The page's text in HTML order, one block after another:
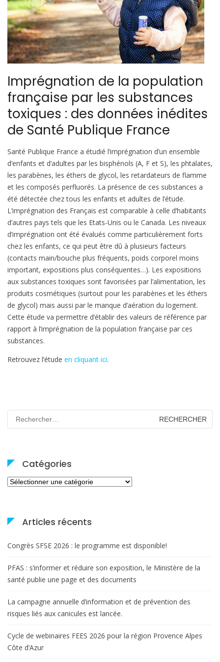
Imprégnation de la population
française par les substances
toxiques : des données inédites
de Santé Publique France
Santé Publique France a étudié l’imprégnation d’un ensemble
d’enfants et d’adultes par les bisphénols (A, F et S), les phtalates,
les parabènes, les éthers de glycol, les retardateurs de flamme
et les composés perfluorés. La présence de ces substances a
été détectée chez tous les enfants et adultes de l’étude.
L’imprégnation des Français est comparable à celle d’habitants
d’autres pays tels que les Etats-Unis ou le Canada. Les niveaux
d’imprégnation ont été évalués comme particulièrement forts
chez les enfants, ce qui peut être dû à plusieurs facteurs
(contacts main/bouche plus fréquents, poids corporel moins
important, expositions plus conséquentes…). Les expositions
aux substances toxiques sont favorisées par l’alimentation, les
produits cosmétiques (surtout pour les parabènes et les éthers
de glycol) mais aussi par le manque d’aération du logement.
Cette étude va permettre d’établir des valeurs de référence par
rapport à l’imprégnation de la population française par ces
substances.
Retrouvez l’étude en cliquant ici.
Rechercher :
Catégories
Catégories
Articles récents
Congrès SFSE 2026 : le programme est disponible!
PFAS : s’informer et réduire son exposition, le Ministère de la
santé publie une page et des documents
La campagne annuelle d’information et de prévention des
risques liés aux canicules est lancée.
Cycle de webinaires FEES 2026 pour la région Provence Alpes
Côte d’Azur